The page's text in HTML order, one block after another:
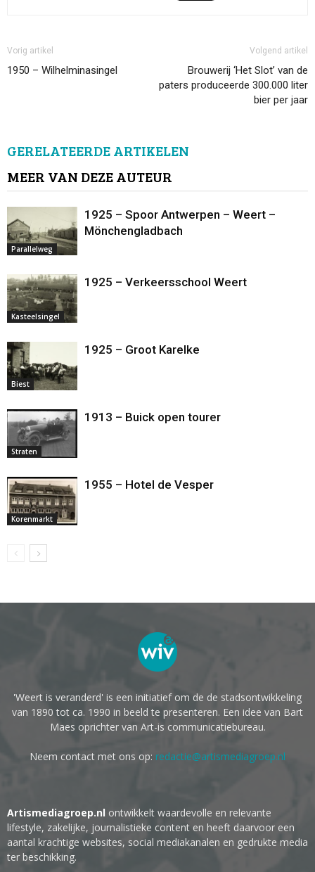
Vorig artikel
1950 – Wilhelminasingel
Volgend artikel
Brouwerij ‘Het Slot’ van de
paters produceerde 300.000 liter
bier per jaar
GERELATEERDE ARTIKELEN
MEER VAN DEZE AUTEUR
Parallelweg
1925 – Spoor Antwerpen – Weert –
Mönchengladbach
Kasteelsingel
1925 – Verkeersschool Weert
Biest
1925 – Groot Karelke
Straten
1913 – Buick open tourer
Korenmarkt
1955 – Hotel de Vesper
'Weert is veranderd' is een initiatief om de de stadsontwikkeling
van 1890 tot ca. 1990 in beeld te presenteren. Een idee van Bart
Maes oprichter van Art-is communicatiebureau.
Neem contact met ons op: redactie@artismediagroep.nl
Artismediagroep.nl ontwikkelt waardevolle en relevante
lifestyle, zakelijke, journalistieke content en heeft daarvoor een
aantal krachtige websites, social mediakanalen en gedrukte media
ter beschikking.